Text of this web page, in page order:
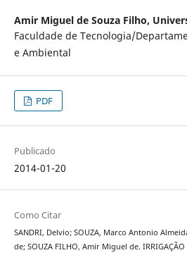
Amir Miguel de Souza Filho,
Faculdade de Tecnologia/
e Ambiental
PDF
Publicado
2014-01-20
Como Citar
SANDRI, Delvio; SOUZA, Marco Antonio
de; SOUZA FILHO, Amir Miguel de. IRRIGAÇÃO